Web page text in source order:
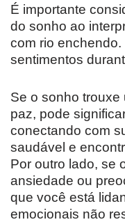
É importante
do sonho ao
com rio
sentimentos
Se o sonho
paz, pode
conectando com
saudável e
Por outro lado, se
ansiedade ou
que você está
emocionais não